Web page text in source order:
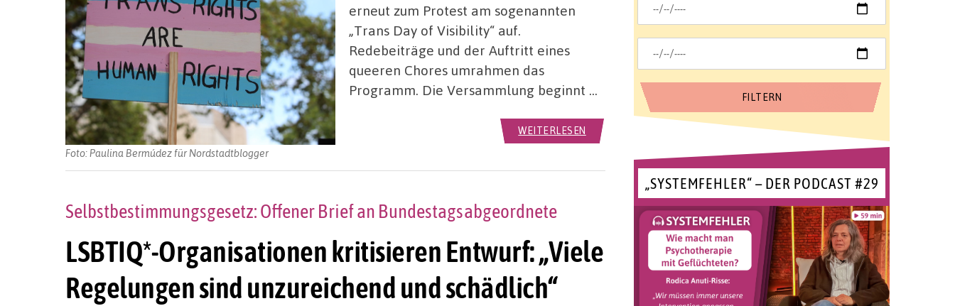
Foto: Paulina Bermúdez für Nordstadtblogger
erneut zum Protest am sogenannten
„Trans Day of Visibility“ auf.
Redebeiträge und der Auftritt eines
queeren Chores umrahmen das
Programm. Die Versammlung beginnt …
WEITERLESEN
LSBTIQ*-Organisationen kritisieren Entwurf: „Viele
Regelungen sind unzureichend und schädlich“
Selbstbestimmungsgesetz: Offener Brief an Bundestagsabgeordnete
„SYSTEMFEHLER“ – DER PODCAST #29